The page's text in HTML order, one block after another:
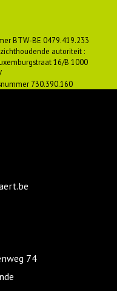
BTW-BE 0479.419.233
autoriteit :
16/B 1000
730.390.160
74